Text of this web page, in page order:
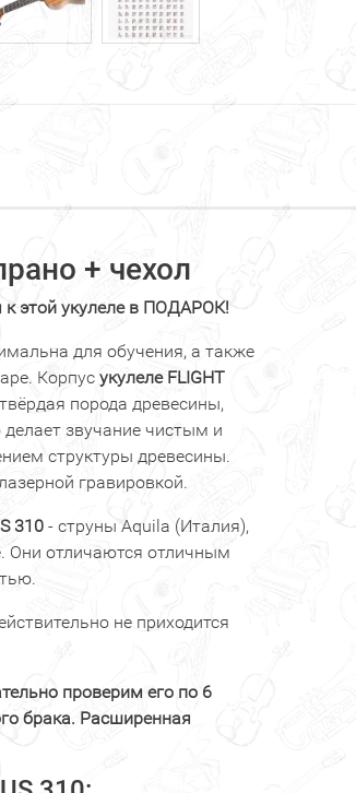
+ чехол
этой укулеле в ПОДАРОК!
для обучения, а также
Корпус укулеле FLIGHT
порода древесины,
звучание чистым и
структуры древесины.
гравировкой.
310 - струны Aquila (Италия),
Они отличаются отличным
не приходится
проверим его по 6
брака. Расширенная